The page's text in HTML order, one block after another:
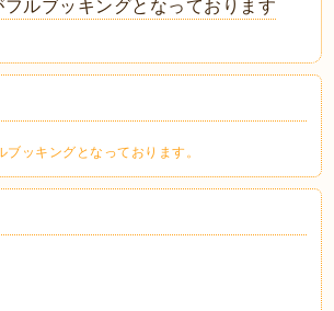
ルブッキングとなっております
ッキングとなっております。